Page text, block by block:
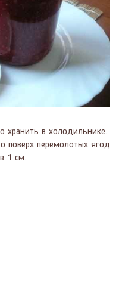
в холодильнике.
поверх перемолотых ягод
1 см.